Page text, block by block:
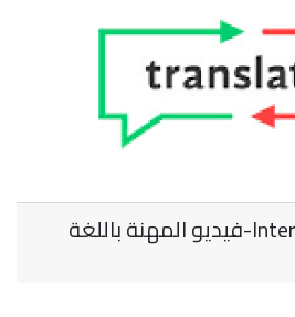
Interperter Translator-فيديو المهنة باللغة